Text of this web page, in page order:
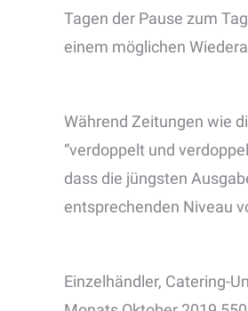
Tagen der Pause zum
einem möglichen
Während Zeitungen wie
“verdoppelt und
dass die jüngsten
entsprechenden Niveau
Einzelhändler, Catering-